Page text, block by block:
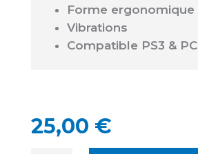
Forme ergonomique
Vibrations
Compatible PS3 & PC
25,00 €